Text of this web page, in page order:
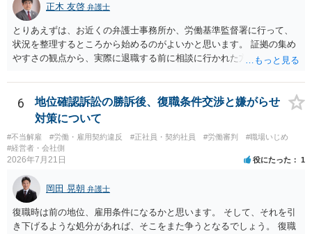
あります。正木 友啓 弁護士
とりあえずは、お近くの弁護士事務所か、労働基準監督署に行って、
状況を整理するところから始めるのがよいかと思います。 証拠の集め
やすさの観点から、実際に退職する前に相談に行かれた方がよいかと
6
地位確認訴訟の勝訴後、復職条件交渉と嫌がらせ
対策について
#不当解雇 #労働・雇用契約違反 #正社員・契約社員 #労働審判
#職場いじめ
#経営者・会社側
2026年7月21日 役にたった 1
岡田 晃朝 弁護士
復職時は前の地位、雇用条件になるかと思います。 そして、それを引
き下げるような処分があれば、そこをまた争うとなるでしょう。 復職